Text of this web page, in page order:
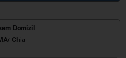
Domizil
Chia